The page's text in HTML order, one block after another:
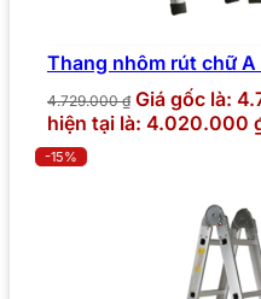
Thang nhôm rút chữ
4.729.000₫ Giá gốc là:
hiện tại là: 4.020.000
-15%